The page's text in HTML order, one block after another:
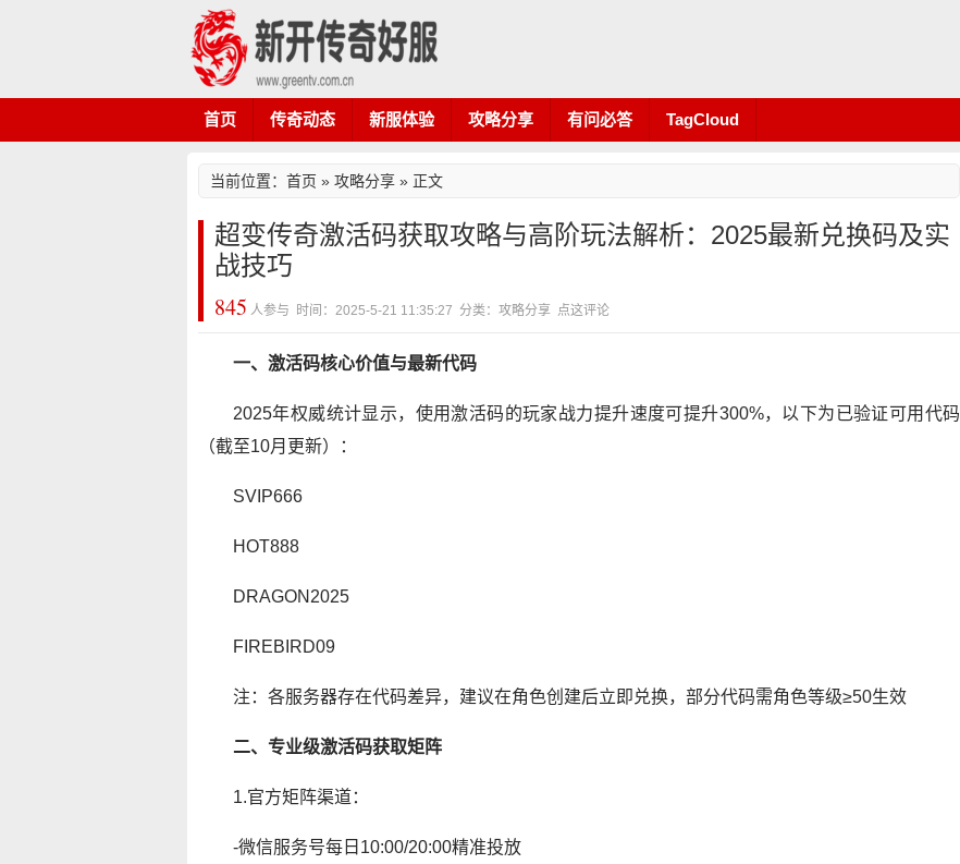
首页 传奇动态 新服体验 攻略分享 有问必答 TagCloud
当前位置： 首页 » 攻略分享 » 正文
超变传奇激活码获取攻略与高阶玩法解析：2025最新兑换码及实
战技巧
845 人参与 时间：2025-5-21 11:35:27 分类：攻略分享 点这评论
一、激活码核心价值与最新代码
2025年权威统计显示，使用激活码的玩家战力提升速度可提升300%，以下为已验证可用代码
（截至10月更新）：
SVIP666
HOT888
DRAGON2025
FIREBIRD09
注：各服务器存在代码差异，建议在角色创建后立即兑换，部分代码需角色等级≥50生效
二、专业级激活码获取矩阵
1.官方矩阵渠道：
-微信服务号每日10:00/20:00精准投放